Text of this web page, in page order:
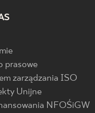
prasowe
zarządzania ISO
Unijne
NFOŚiGW